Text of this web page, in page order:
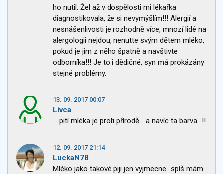
ho nutil. Žel až v dospělosti mi lékařka
diagnostikovala, že si nevymýšlím!!! Alergií a
nesnášenlivosti je rozhodně více, mnozí lidé na
alergologii nejdou, nenutte svým dětem mléko,
pokud je jim z něho špatně a navštivte
odborníka!!! Je to i dědičné, syn má prokázány
stejné problémy.
13. 09. 2017 00:07
Livca
... pití mléka je proti přírodě... a navíc ta barva...!!
12. 09. 2017 21:14
LuckaN78
Mléko jako takové piji jen vyjmecne...spíš mám